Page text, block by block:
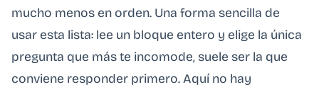
mucho menos en orden. Una forma sencilla de
usar esta lista: lee un bloque entero y elige la única
pregunta que más te incomode, suele ser la que
conviene responder primero. Aquí no hay